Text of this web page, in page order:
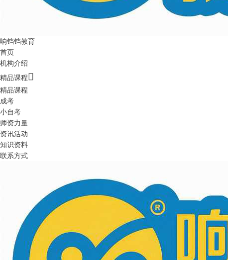
响铛铛教育
首页
机构介绍
精品课程
精品课程
成考
小自考
师资力量
资讯活动
知识资料
联系方式